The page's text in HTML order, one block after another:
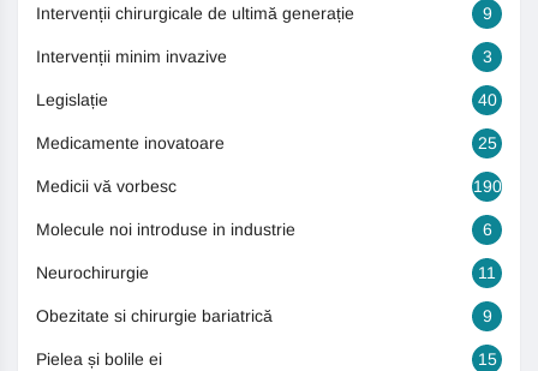
Intervenții chirurgicale de ultimă generație 9
Intervenții minim invazive 3
Legislație 40
Medicamente inovatoare 25
Medicii vă vorbesc 190
Molecule noi introduse in industrie 6
Neurochirurgie 11
Obezitate si chirurgie bariatrică 9
Pielea și bolile ei 15